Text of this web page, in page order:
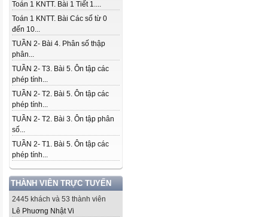
Toán 1 KNTT. Bài 1 Tiết 1....
Toán 1 KNTT. Bài Các số từ 0
đến 10...
TUẦN 2- Bài 4. Phân số thập
phân...
TUẦN 2- T3. Bài 5. Ôn tập các
phép tính...
TUẦN 2- T2. Bài 5. Ôn tập các
phép tính...
TUẦN 2- T2. Bài 3. Ôn tập phân
số...
TUẦN 2- T1. Bài 5. Ôn tập các
phép tính...
THÀNH VIÊN TRỰC TUYẾN
2445 khách và 53 thành viên
Lê Phuơng Nhật Vi